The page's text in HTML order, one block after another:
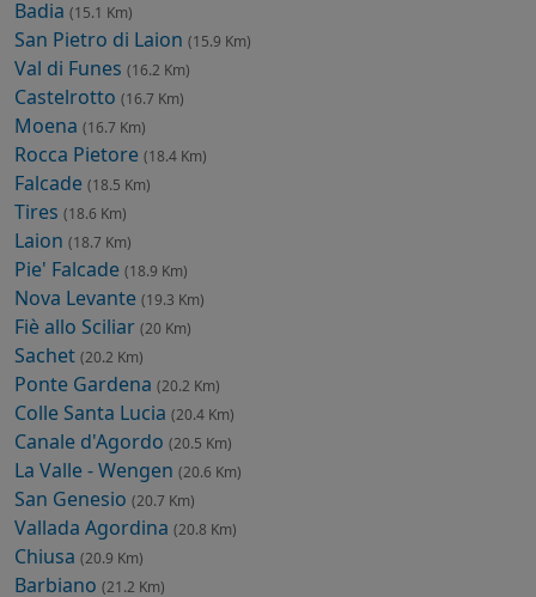
Badia (15.1 Km)
San Pietro di Laion (15.9 Km)
Val di Funes (16.2 Km)
Castelrotto (16.7 Km)
Moena (16.7 Km)
Rocca Pietore (18.4 Km)
Falcade (18.5 Km)
Tires (18.6 Km)
Laion (18.7 Km)
Pie' Falcade (18.9 Km)
Nova Levante (19.3 Km)
Fiè allo Sciliar (20 Km)
Sachet (20.2 Km)
Ponte Gardena (20.2 Km)
Colle Santa Lucia (20.4 Km)
Canale d'Agordo (20.5 Km)
La Valle - Wengen (20.6 Km)
San Genesio (20.7 Km)
Vallada Agordina (20.8 Km)
Chiusa (20.9 Km)
Barbiano (21.2 Km)